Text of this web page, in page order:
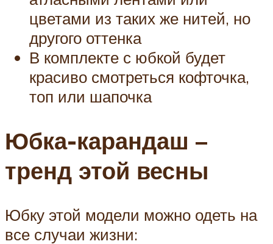
цветами из таких же нитей, но
другого оттенка
В комплекте с юбкой будет
красиво смотреться кофточка,
топ или шапочка
Юбка-карандаш –
тренд этой весны
Юбку этой модели можно одеть на
все случаи жизни: